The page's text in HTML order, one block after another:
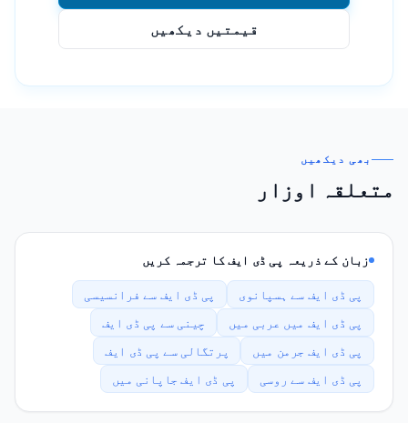
قیمتیں دیکھیں
بھی دیکھیں
متعلقہ اوزار
زبان کے ذریعہ پی ڈی ایف کا ترجمہ کریں
پی ڈی ایف سے ہسپانوی
پی ڈی ایف سے فرانسیسی
پی ڈی ایف میں عربی میں
چینی سے پی ڈی ایف
پی ڈی ایف جرمن میں
پرتگالی سے پی ڈی ایف
پی ڈی ایف سے روسی
پی ڈی ایف جاپانی میں